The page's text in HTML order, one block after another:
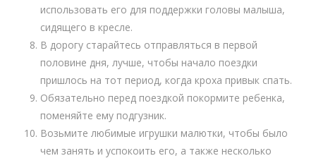
использовать его для поддержки головы малыша,
сидящего в кресле.
В дорогу старайтесь отправляться в первой
половине дня, лучше, чтобы начало поездки
пришлось на тот период, когда кроха привык спать.
Обязательно перед поездкой покормите ребенка,
поменяйте ему подгузник.
Возьмите любимые игрушки малютки, чтобы было
чем занять и успокоить его, а также несколько